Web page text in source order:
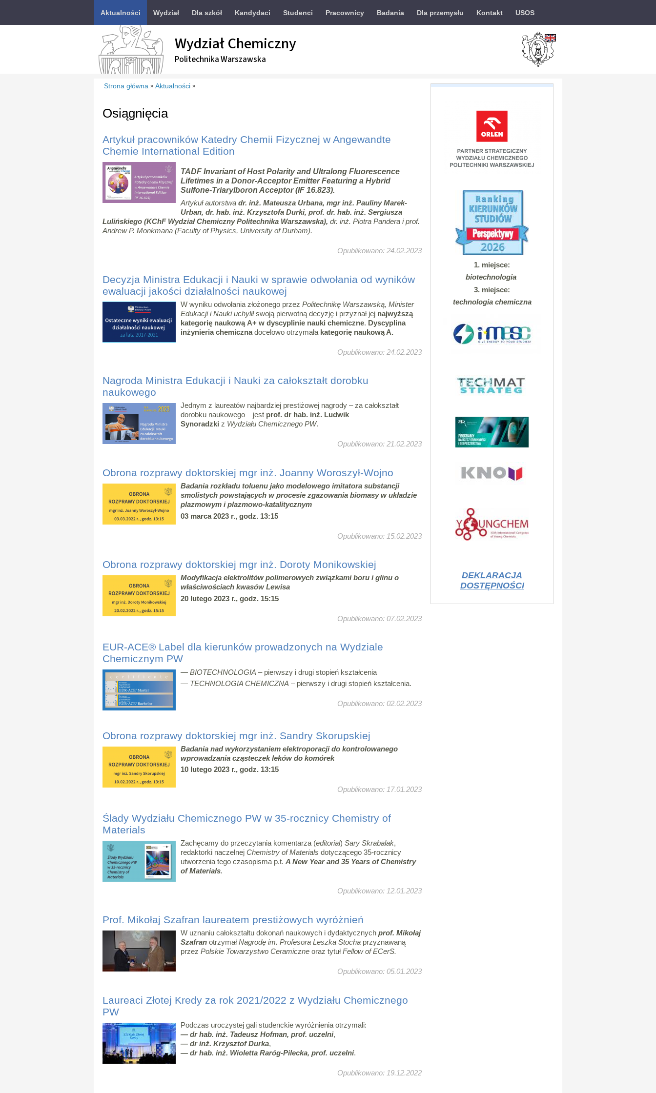
Aktualności Wydział Dla szkół Kandydaci Studenci Pracownicy Badania Dla przemysłu Kontakt USOS
Wydział Chemiczny
Politechnika Warszawska
Strona główna » Aktualności »
Osiągnięcia
Artykuł pracowników Katedry Chemii Fizycznej w Angewandte
Chemie International Edition
TADF Invariant of Host Polarity and Ultralong Fluorescence
Lifetimes in a Donor-Acceptor Emitter Featuring a Hybrid
Sulfone-Triarylboron Acceptor(IF 16.823).
Artykuł autorstwa dr. inż. Mateusza Urbana, mgr inż. Pauliny Marek-
Urban, dr. hab. inż. Krzysztofa Durki, prof. dr. hab. inż. Sergiusza
Lulińskiego (KChF Wydział Chemiczny Politechnika Warszawska), dr. inż. Piotra Pandera i prof.
Andrew P. Monkmana (Faculty of Physics, University of Durham).
Opublikowano: 24.02.2023
Decyzja Ministra Edukacji i Nauki w sprawie odwołania od wyników
ewaluacji jakości działalności naukowej
W wyniku odwołania złożonego przez Politechnikę Warszawską, Minister
Edukacji i Nauki uchyliłswoją pierwotną decyzję i przyznał jej najwyższą
kategorię naukową A+ w dyscyplinie nauki chemiczne. Dyscyplina
inżynieria chemicznadocelowo otrzymała kategorię naukową A.
Opublikowano: 24.02.2023
Nagroda Ministra Edukacji i Nauki za całokształt dorobku
naukowego
Jednym z laureatów najbardziej prestiżowej nagrody – za całokształt
dorobku naukowego – jest prof. dr hab. inż. Ludwik
Synoradzki z Wydziału Chemicznego PW.
Opublikowano: 21.02.2023
Obrona rozprawy doktorskiej mgr inż. Joanny Woroszył-Wojno
Badania rozkładu toluenu jako modelowego imitatora substancji
smolistych powstających w procesie zgazowania biomasy w układzie
plazmowym i plazmowo-katalitycznym
03 marca 2023 r., godz. 13:15
Opublikowano: 15.02.2023
Obrona rozprawy doktorskiej mgr inż. Doroty Monikowskiej
Modyfikacja elektrolitów polimerowych związkami boru i glinu o
właściwościach kwasów Lewisa
20 lutego 2023 r., godz. 15:15
Opublikowano: 07.02.2023
EUR-ACE® Label dla kierunków prowadzonych na Wydziale
Chemicznym PW
— BIOTECHNOLOGIA – pierwszy i drugi stopień kształcenia
— TECHNOLOGIA CHEMICZNA – pierwszy i drugi stopień kształcenia.
Opublikowano: 02.02.2023
Obrona rozprawy doktorskiej mgr inż. Sandry Skorupskiej
Badania nad wykorzystaniem elektroporacji do kontrolowanego
wprowadzania cząsteczek leków do komórek
10 lutego 2023 r., godz. 13:15
Opublikowano: 17.01.2023
Ślady Wydziału Chemicznego PW w 35-rocznicy Chemistry of
Materials
Zachęcamy do przeczytania komentarza (editorial) Sary Skrabalak,
redaktorki naczelnej Chemistry of Materials dotyczącego 35-rocznicy
utworzenia tego czasopisma p.t. A New Year and 35 Years of Chemistry
of Materials.
Opublikowano: 12.01.2023
Prof. Mikołaj Szafran laureatem prestiżowych wyróżnień
W uznaniu całokształtu dokonań naukowych i dydaktycznych prof. Mikołaj
Szafran otrzymałNagrodę im. Profesora Leszka Stocha przyznawaną
przez Polskie Towarzystwo Ceramiczne oraz tytuł Fellow of ECerS.
Opublikowano: 05.01.2023
Laureaci Złotej Kredy za rok 2021/2022 z Wydziału Chemicznego
PW
Podczas uroczystej gali studenckie wyróżnienia otrzymali:
— dr hab. inż. Tadeusz Hofman, prof. uczelni,
— dr inż. Krzysztof Durka,
— dr hab. inż. Wioletta Raróg-Pilecka, prof. uczelni.
Opublikowano: 19.12.2022
1. miejsce:
biotechnologia
3. miejsce:
technologia chemiczna
DEKLARACJA
DOSTĘPNOŚCI